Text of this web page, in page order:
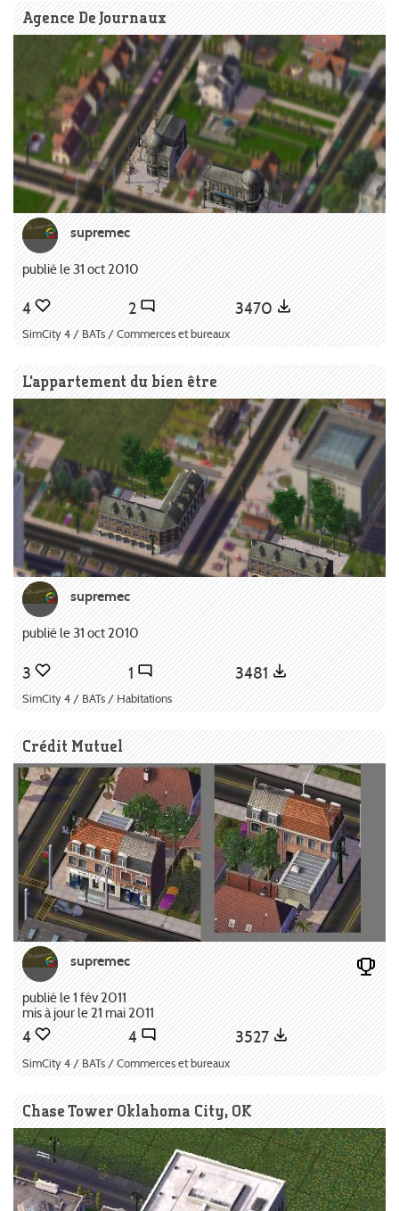
Agence De Journaux
supremec
publié le 31 oct 2010
4 2 3470
SimCity 4 / BATs / Commerces et bureaux
L'appartement du bien être
supremec
publié le 31 oct 2010
3 1 3481
SimCity 4 / BATs / Habitations
Crédit Mutuel
supremec
publié le 1 fév 2011
mis à jour le 21 mai 2011
4 4 3527
SimCity 4 / BATs / Commerces et bureaux
Chase Tower Oklahoma City, OK